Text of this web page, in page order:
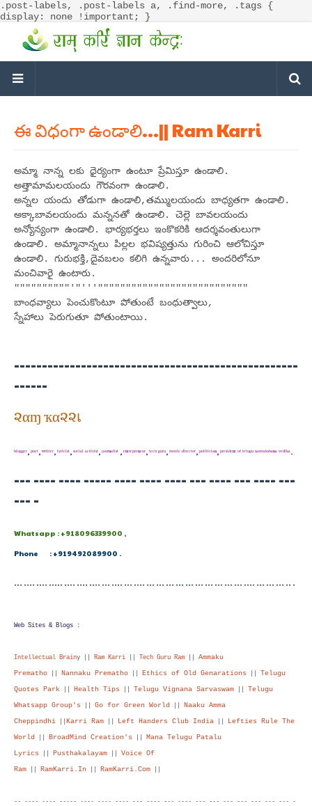
.post-labels, .post-labels a, .find-more, .tags {
display: none !important; }
ఈ విధంగా ఉండాలి...|| Ram Karri
అమ్మా నాన్న లకు ధైర్యంగా ఉంటూ ప్రేమిస్తూ ఉండాలి.
అత్తామామలయందు గౌరవంగా ఉండాలి.
అన్నల యందు తోడుగా ఉండాలి,తమ్ములయందు బాధ్యతగా ఉండాలి.
అక్కాబావలయందు మన్ననతో ఉండాలి. చెల్లె బావలయందు
అన్యోన్యంగా ఉండాలి. భార్యభర్తలు ఇంకొకరికి ఆదర్శవంతులుగా
ఉండాలి. అమ్మానాన్నలు పిల్లల భవిష్యత్తును గురించి ఆలోచిస్తూ
ఉండాలి. గురుభక్తి,దైవబలం కలిగి ఉన్నవారు... అందరిలోనూ
మంచివారై ఉంటారు.
""""""""""'"'''"""""""""""""""""""""""""""
బాంధవ్యాలు పెంచుకొంటూ పోతుంటే బంధుత్వాలు,
స్నేహాలు పెరుగుతూ పోతుంటాయి.
---------------------------------------------------
------
૨αɱ ҡα૨૨เ
ᵇˡᵒᵍᵍᵉʳ, ᵖᵒᵉᵗ, ʷʳⁱᵗᵗᵉʳ, ˡʸʳⁱᶜⁱˢᵗ, ˢᵒᶜⁱᵃˡ ᵃᶜᵗⁱᵛⁱˢᵗ, ʲᵒᵘʳⁿᵃˡⁱˢᵗ , ᵉⁿᵗʳᵉᵖʳᵉⁿᵉᵘʳ, ᵗᵉᶜʰ ᵍᵘʳᵘ, ᵐᵒᵛⁱᵉ ᵈⁱʳᵉᶜᵗᵒʳ, ᵖᵒˡⁱᵗⁱᶜⁱᵃⁿ, ᵖʳᵉˢⁱᵈᵉⁿᵗ ᵒᶠ ᵗᵉˡᵘᵍᵘ ˢᵃᵐʳᵃᵏˢʰᵃⁿᵃ ᵛᵉᵈⁱᵏᵃ.
--- ---- ---- ----- ---- ---- ---- --- ---- --- ---- ---
--- -
Whatsapp : +918096339900 ,
Phone : +919492089900 .
--- ---- ---- ----- ---- ---- ---- --- ---- --- ---- --- --- --- --- --- --- --- --- --- --- ---- --- --- --- -- -
Web Sites & Blogs :
Intellectual Brainy || Ram Karri Tech Guru Ram Ammaku
Prematho Nannaku Prematho Ethics of Old Genarations Telugu
Quotes Park Health Tips Telugu Vignana Sarvaswam Telugu
Whatsapp Group's Go for Green World Naaku Amma
Cheppindhi Karri Ram Left Handers Club India Lefties Rule The
World BroadMind Creation's Mana Telugu Patalu
Lyrics Pusthakalayam Voice Of
Ram RamKarri.In RamKarri.Com
-- ---- ---- ----- ---- ---- ---- --- ---- --- ---- --- --- --- --- --- --- --- -